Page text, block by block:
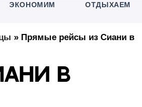
ЭКОНОМИМ ОТДЫХАЕМ
» Прямые рейсы из Сиани в
в